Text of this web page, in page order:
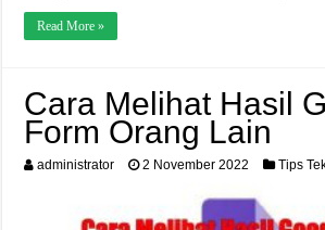
Read More »
Cara Melihat Hasil
Form Orang Lain
administrator 2 November 2022 Tips